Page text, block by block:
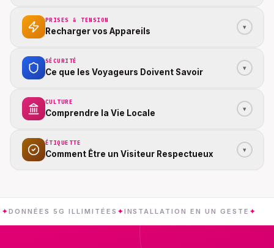
PRISES & TENSION
Recharger vos Appareils ▾
SÉCURITÉ
Ce que les Voyageurs Doivent Savoir ▾
CULTURE
Comprendre la Vie Locale ▾
ÉTIQUETTE
Comment Être un Visiteur Respectueux ▾
5G ILLIMITÉES✦INSTALLATION EN UN GESTE ✦